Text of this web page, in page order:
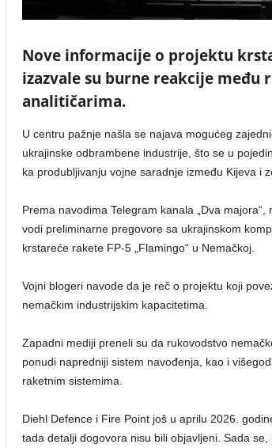
Nove informacije o projektu
izazvale su burne reakcije
analitičarima.
U centru pažnje našla se najava mogućeg
ukrajinske odbrambene industrije, što se u
ka produbljivanju vojne saradnje između Kijeva i
Prema navodima Telegram kanala „Dva
vodi preliminarne pregovore sa ukrajinskom
krstareće rakete FP-5 „Flamingo“ u Nemačkoj.
Vojni blogeri navode da je reč o projektu koji
nemačkim industrijskim kapacitetima.
Zapadni mediji preneli su da rukovodstvo
ponudi napredniji sistem navođenja, kao i
raketnim sistemima.
Diehl Defence i Fire Point još u aprilu 2026.
tada detalji dogovora nisu bili objavljeni. Sada